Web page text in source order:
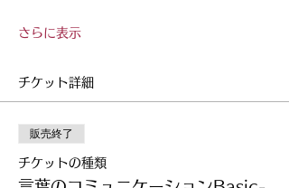
さらに表示
チケット詳細
販売終了
チケットの種類